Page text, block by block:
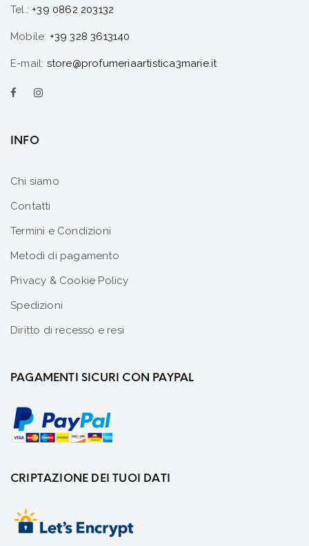
Tel.: +39 0862 203132
Mobile: +39 328 3613140
E-mail: store@profumeriaartistica3marie.it
INFO
Chi siamo
Contatti
Termini e Condizioni
Metodi di pagamento
Privacy & Cookie Policy
Spedizioni
Diritto di recesso e resi
PAGAMENTI SICURI CON PAYPAL
CRIPTAZIONE DEI TUOI DATI